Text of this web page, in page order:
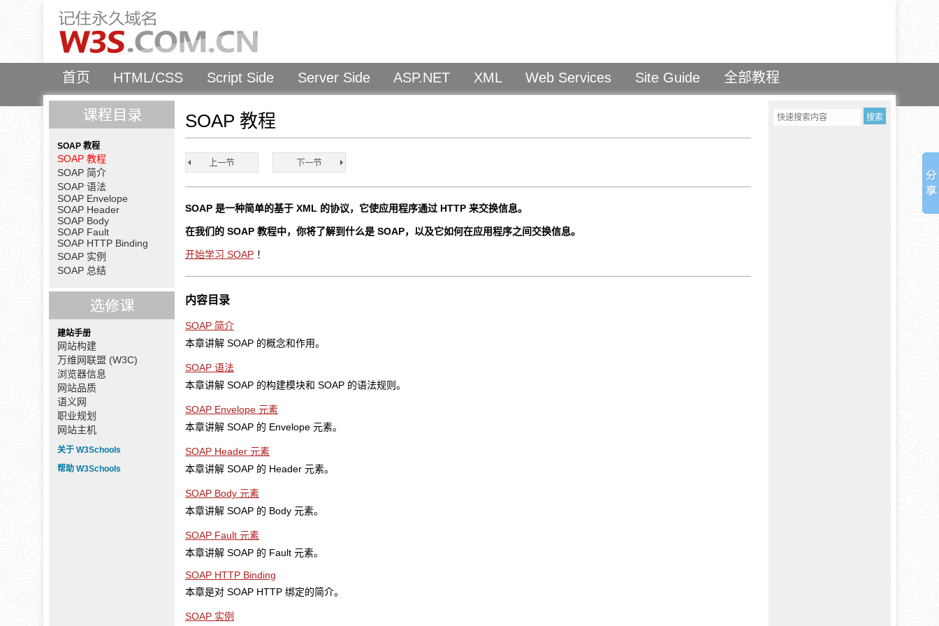
首页 HTML/CSS Script Side Server Side ASP.NET XML Web Services Site Guide 全部教程
SOAP 教程
SOAP 教程
SOAP 简介
SOAP 语法
SOAP Envelope
SOAP Header
SOAP Body
SOAP Fault
SOAP HTTP Binding
SOAP 实例
SOAP 总结
建站手册
网站构建
万维网联盟 (W3C)
浏览器信息
网站品质
语义网
职业规划
网站主机
关于 W3Schools
帮助 W3Schools
SOAP 教程
SOAP 是一种简单的基于 XML 的协议，它使应用程序通过 HTTP 来交换信息。
在我们的 SOAP 教程中，你将了解到什么是 SOAP，以及它如何在应用程序之间交换信息。
开始学习 SOAP ！
内容目录
SOAP 简介
本章讲解 SOAP 的概念和作用。
SOAP 语法
本章讲解 SOAP 的构建模块和 SOAP 的语法规则。
SOAP Envelope 元素
本章讲解 SOAP 的 Envelope 元素。
SOAP Header 元素
本章讲解 SOAP 的 Header 元素。
SOAP Body 元素
本章讲解 SOAP 的 Body 元素。
SOAP Fault 元素
本章讲解 SOAP 的 Fault 元素。
SOAP HTTP Binding
本章是对 SOAP HTTP 绑定的简介。
SOAP 实例